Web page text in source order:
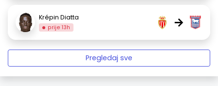
Krépin Diatta
prije 13h →
Pregledaj sve